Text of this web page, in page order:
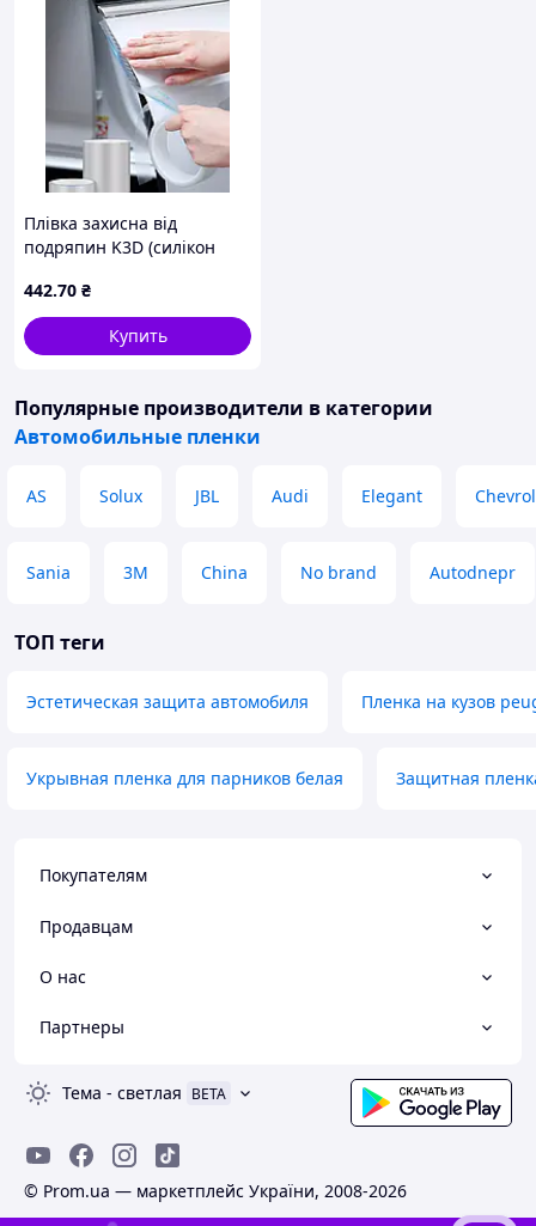
Плівка захисна від
подряпин K3D (силікон
5см*10м (на двері, пороги
корпус авто)
442.70 ₴
Купить
Популярные производители в категории
Автомобильные пленки
AS Solux JBL Audi Elegant
Sania 3М China No brand Autodnepr
ТОП теги
Эстетическая защита автомобиля Пленка на кузов
Укрывная пленка для парников белая Защитная
Покупателям
Продавцам
О нас
Партнеры
Тема - светлая BETA
© Prom.ua — маркетплейс України, 2008-2026